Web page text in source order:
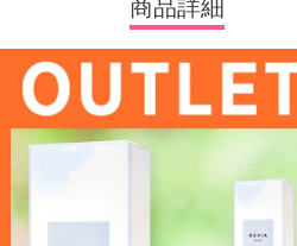
商品詳細